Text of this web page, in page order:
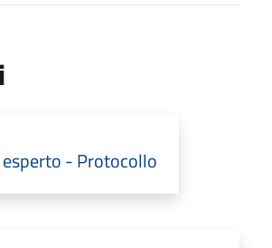
- Protocollo